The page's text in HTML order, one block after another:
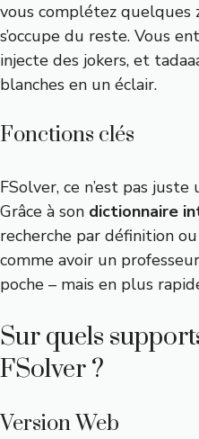
vous complétez quelques
s’occupe du reste. Vous
injecte des jokers, et
blanches en un éclair.
Fonctions clés
FSolver, ce n’est pas
Grâce à son dictionnaire
recherche par définition
comme avoir un
poche – mais en plus
Sur quels
FSolver ?
Version Web